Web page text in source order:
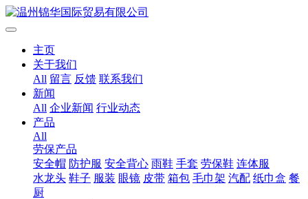
主页
关于我们
All 留言 反馈 联系我们
新闻
All 企业新闻 行业动态
产品
All
劳保产品
安全帽 防护服 安全背心 雨鞋 手套 劳保鞋 连体服
水龙头 鞋子 服装 眼镜 皮带 箱包 毛巾架 汽配 纸巾盒 餐
厨